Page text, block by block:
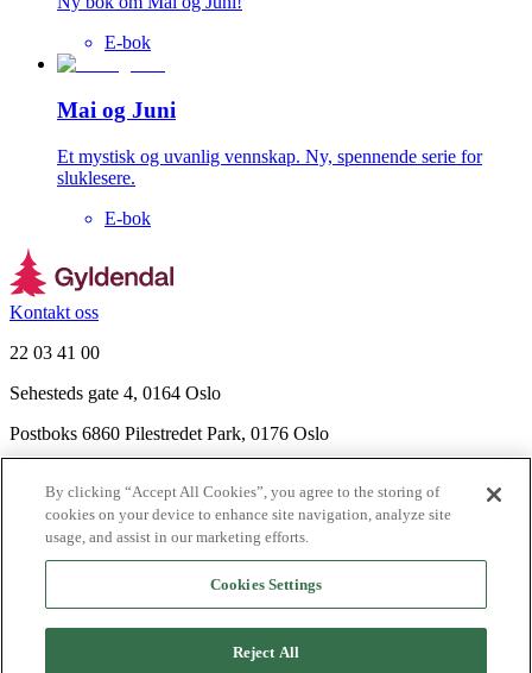
E-bok
Mai og Juni
Et mystisk og uvanlig vennskap. Ny, spennende serie for
sluklesere.
E-bok
Kontakt oss
22 03 41 00
Sehesteds gate 4, 0164 Oslo
Postboks 6860 Pilestredet Park, 0176 Oslo
Nyhetsbrev
Ledige stillinger
Send inn manus
By clicking “Accept All Cookies”, you agree to the storing of
cookies on your device to enhance site navigation, analyze site
usage, and assist in our marketing efforts.
Cookies Settings
Reject All